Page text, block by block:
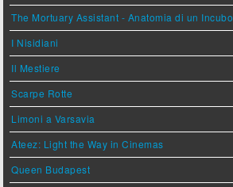
The Mortuary Assistant - Anatomia di un Incubo
I Nisidiani
Il Mestiere
Scarpe Rotte
Limoni a Varsavia
Ateez: Light the Way in Cinemas
Queen Budapest